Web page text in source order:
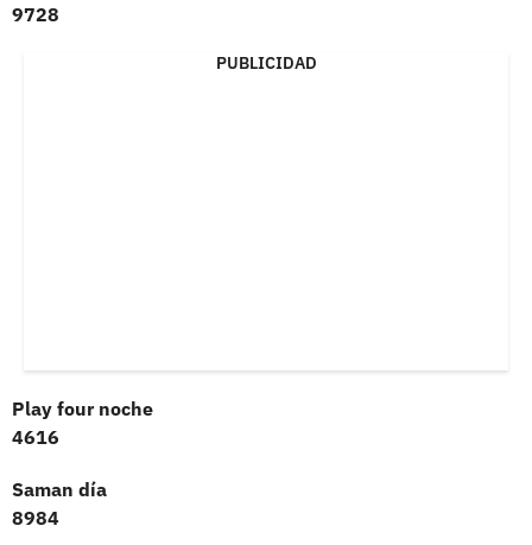
9728
PUBLICIDAD
Play four noche
4616
Saman día
8984